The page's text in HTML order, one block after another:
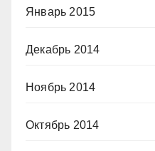
Январь 2015
Декабрь 2014
Ноябрь 2014
Октябрь 2014